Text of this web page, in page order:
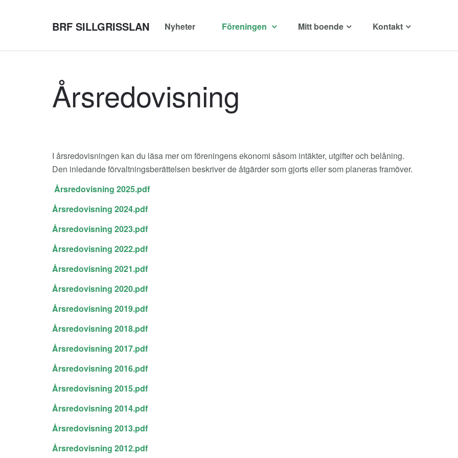
BRF SILLGRISSLAN Nyheter Föreningen Mitt boende Kontakt
Årsredovisning
I årsredovisningen kan du läsa mer om föreningens ekonomi såsom intäkter, utgifter och belåning.
Den inledande förvaltningsberättelsen beskriver de åtgärder som gjorts eller som planeras framöver.
Årsredovisning 2025.pdf
Årsredovisning 2024.pdf
Årsredovisning 2023.pdf
Årsredovisning 2022.pdf
Årsredovisning 2021.pdf
Årsredovisning 2020.pdf
Årsredovisning 2019.pdf
Årsredovisning 2018.pdf
Årsredovisning 2017.pdf
Årsredovisning 2016.pdf
Årsredovisning 2015.pdf
Årsredovisning 2014.pdf
Årsredovisning 2013.pdf
Årsredovisning 2012.pdf